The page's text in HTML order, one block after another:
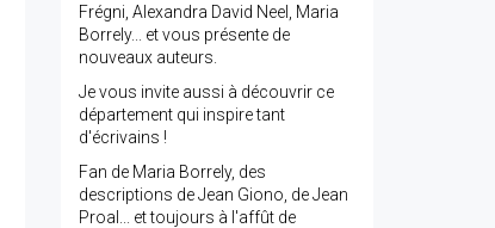
Frégni, Alexandra David Neel, Maria
Borrely... et vous présente de
nouveaux auteurs.
Je vous invite aussi à découvrir ce
département qui inspire tant
d'écrivains !
Fan de Maria Borrely, des
descriptions de Jean Giono, de Jean
Proal... et toujours à l'affût de